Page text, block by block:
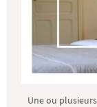
Une ou